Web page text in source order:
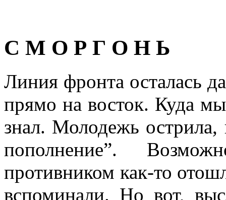
С М О Р Г О Н Ь
Линия фронта осталась
прямо на восток. Куда
знал. Молодежь
пополнение”.
противником как-то
вспоминали. Но вот,